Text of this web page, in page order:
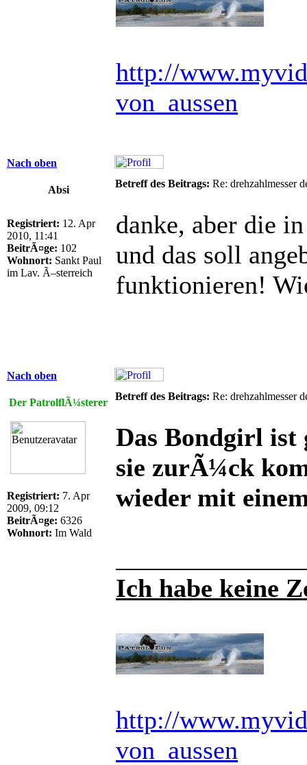
http://
von_aussen
Nach oben
Absi
Betreff des Beitrags: Re: drehzahlmesser
Registriert: 12. Apr
2010, 11:41
BeitrÃ¤ge: 102
Wohnort: Sankt Paul
im Lav. Ã–sterreich
danke, aber die
und das soll
funktionieren!
Nach oben
Der PatrolflÃ¼sterer
Betreff des Beitrags: Re: drehzahlmesser
Registriert: 7. Apr
2009, 09:12
BeitrÃ¤ge: 6326
Wohnort: Im Wald
Das Bondgirl ist
sie zurÃ¼ck
wieder mit
Ich habe keine
http://
von_aussen